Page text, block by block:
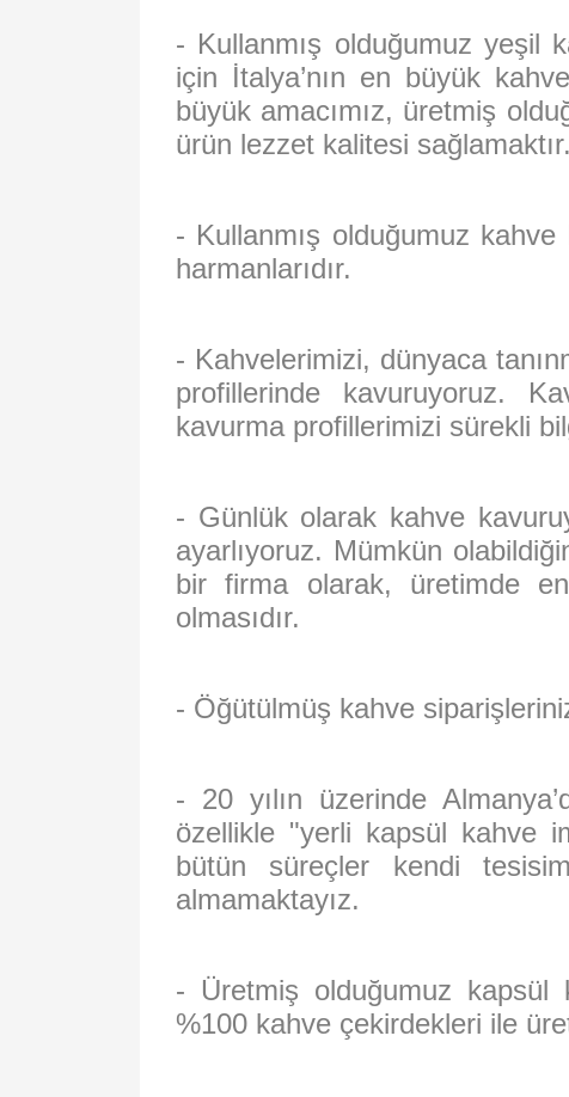
- Kullanmış olduğumuz yeşil
için İtalya’nın en büyük
büyük amacımız, üretmiş
ürün lezzet kalitesi sağlamaktır.
- Kullanmış olduğumuz kahve
harmanlarıdır.
- Kahvelerimizi, dünyaca
profillerinde kavuruyoruz.
kavurma profillerimizi sürekli
- Günlük olarak kahve
ayarlıyoruz. Mümkün
bir firma olarak, üretimde
olmasıdır.
- Öğütülmüş kahve
- 20 yılın üzerinde
özellikle "yerli kapsül kahve
bütün süreçler kendi
almamaktayız.
- Üretmiş olduğumuz kapsül
%100 kahve çekirdekleri ile